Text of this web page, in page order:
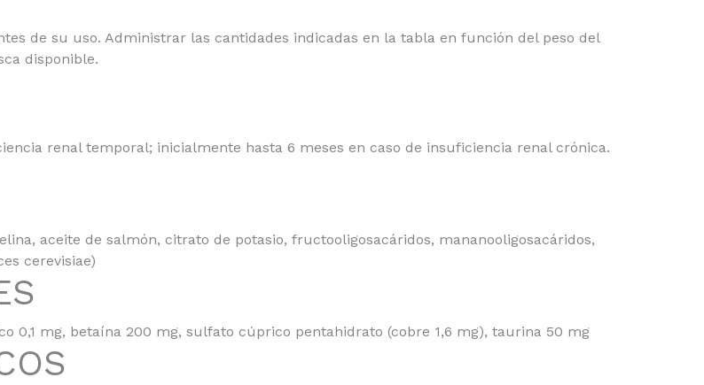
de su uso. Administrar las cantidades indicadas en la tabla en función del peso del
disponible.
renal temporal; inicialmente hasta 6 meses en caso de insuficiencia renal crónica.
aceite de salmón, citrato de potasio, fructooligosacáridos, mananooligosacáridos,
cerevisiae)
0,1 mg, betaína 200 mg, sulfato cúprico pentahidrato (cobre 1,6 mg), taurina 50 mg